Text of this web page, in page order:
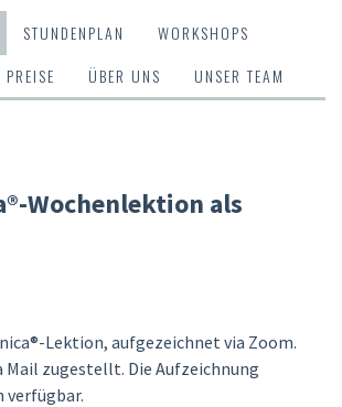
STUNDENPLAN
WORKSHOPS
ÜBER UNS UNSER TEAM
Wochenlektion als
Lektion, aufgezeichnet via Zoom.
Mail zugestellt. Die Aufzeichnung
verfügbar.